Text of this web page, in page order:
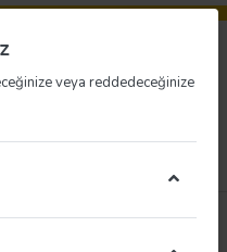
veya reddedeceğinize